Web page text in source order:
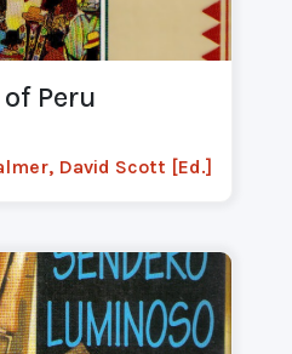
Peru
David Scott [Ed.]